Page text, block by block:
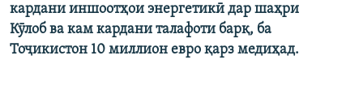
кардани иншоотҳои энергетикӣ дар шаҳри
Кӯлоб ва кам кардани талафоти барқ, ба
Тоҷикистон 10 миллион евро қарз медиҳад.